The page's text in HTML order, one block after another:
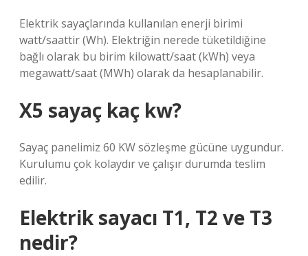
Elektrik sayaçlarında kullanılan enerji birimi
watt/saattir (Wh). Elektriğin nerede tüketildiğine
bağlı olarak bu birim kilowatt/saat (kWh) veya
megawatt/saat (MWh) olarak da hesaplanabilir.
X5 sayaç kaç kw?
Sayaç panelimiz 60 KW sözleşme gücüne uygundur.
Kurulumu çok kolaydır ve çalışır durumda teslim
edilir.
Elektrik sayacı T1, T2 ve T3
nedir?